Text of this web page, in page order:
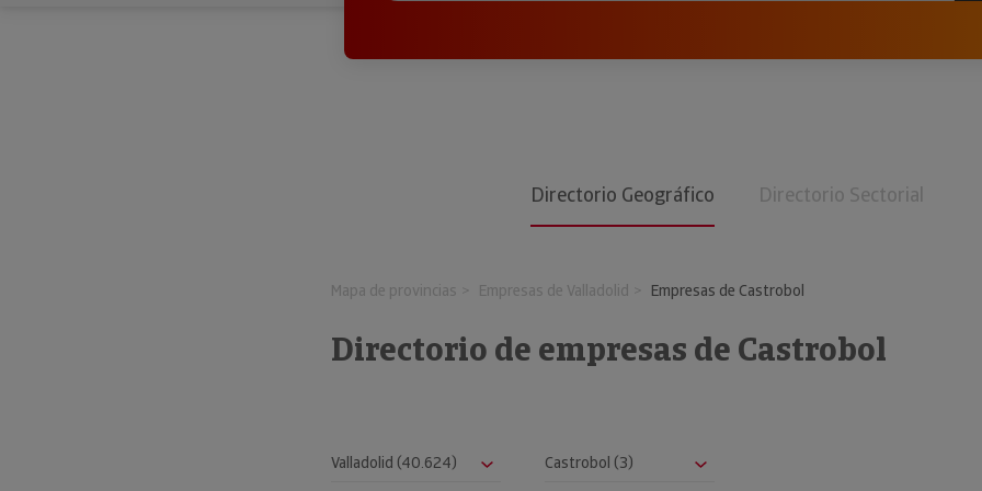
Directorio Geográfico Directorio Sectorial
Mapa de provincias Empresas de Valladolid Empresas de Castrobol
Directorio de empresas de Castrobol